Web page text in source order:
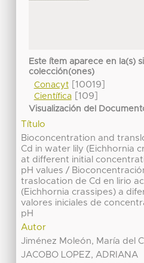
Este ítem aparece en la(s)
colección(ones)
Conacyt[10019]
Científica[109]
Visualización del
Título
Bioconcentration and
Cd in water lily (Eichhornia
at different initial
pH values /
traslocation de Cd en lirio
(Eichhornia crassipes) a
valores iniciales de
pH
Autor
Jiménez Moleón, María del
JACOBO LOPEZ, ADRIANA